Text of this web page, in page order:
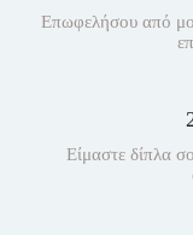
Επωφελήσου από
Είμαστε δίπλα